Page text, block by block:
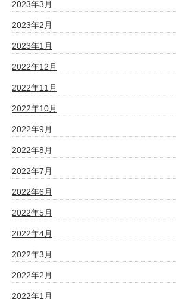
2023年3月
2023年2月
2023年1月
2022年12月
2022年11月
2022年10月
2022年9月
2022年8月
2022年7月
2022年6月
2022年5月
2022年4月
2022年3月
2022年2月
2022年1月